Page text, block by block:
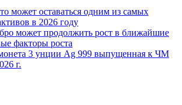
может оставаться одним из самых
в 2026 году
может продолжить рост в ближайшие
факторы роста
3 унции Ag 999 выпущенная к ЧМ
г.